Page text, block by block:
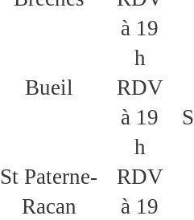
à 19
h
Bueil
RDV
à 19
h
St Paterne-
Racan
RDV
à 19